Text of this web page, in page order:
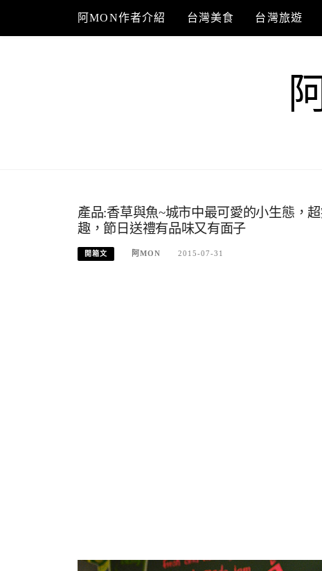
content
阿MON作者介紹 台灣美食 台灣旅遊
產品:香草與魚~城市中最可愛的小生態，
趣，節日送禮有品味又有面子
開箱文 阿MON 2015-07-31